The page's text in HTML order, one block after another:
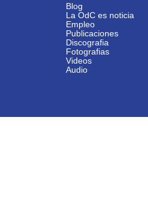
Blog
La OdC es noticia
Empleo
Publicaciones
Discografia
Fotografias
Videos
Audio